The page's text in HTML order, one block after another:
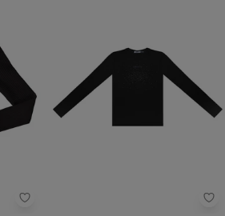
Gloss - Blusa Cropped Básica